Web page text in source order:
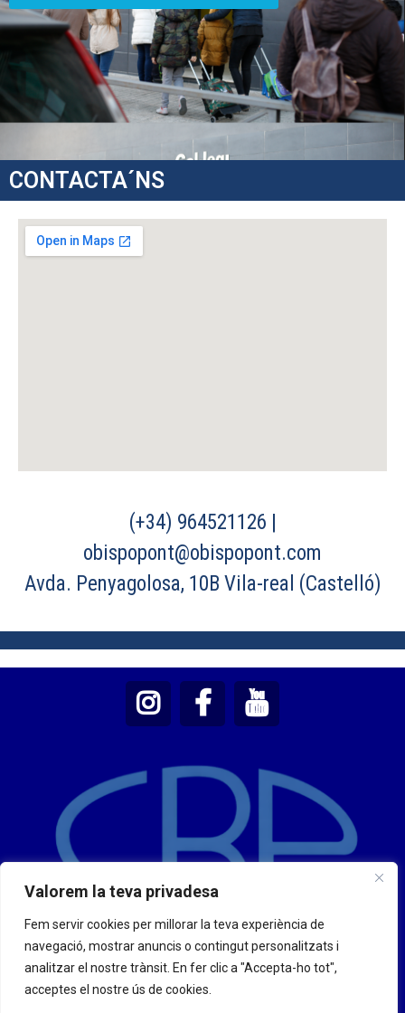
Valorem la teva privadesa
Fem servir cookies per millorar la teva experiència de
navegació, mostrar anuncis o contingut personalitzats i
analitzar el nostre trànsit. En fer clic a "Accepta-ho tot",
acceptes el nostre ús de cookies.
CONTACTA´NS
(+34) 964521126 |
obispopont@obispopont.com
Avda. Penyagolosa, 10B Vila-real (Castelló)